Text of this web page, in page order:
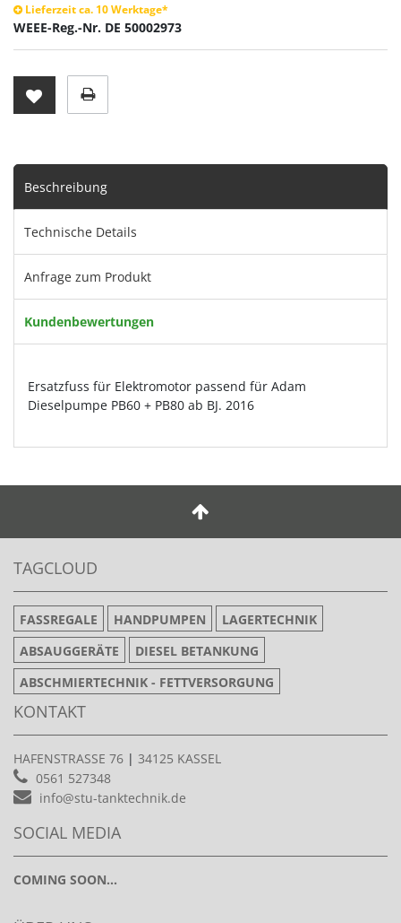
Lieferzeit ca. 10 Werktage*
WEEE-Reg.-Nr. DE 50002973
Beschreibung
Technische Details
Anfrage zum Produkt
Kundenbewertungen
Ersatzfuss für Elektromotor passend für Adam
Dieselpumpe PB60 + PB80 ab BJ. 2016
TAGCLOUD
FASSREGALE HANDPUMPEN
LAGERTECHNIK
ABSAUGGERÄTE
DIESEL BETANKUNG
ABSCHMIERTECHNIK - FETTVERSORGUNG
KONTAKT
HAFENSTRASSE 76 | 34125 KASSEL
0561 527348
info@stu-tanktechnik.de
SOCIAL MEDIA
COMING SOON...